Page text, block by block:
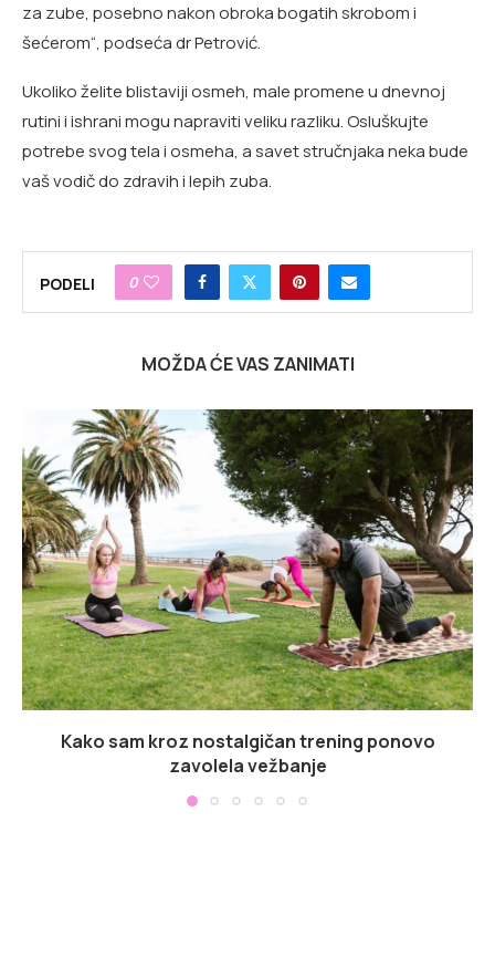
za zube, posebno nakon obroka bogatih skrobom i
šećerom“, podseća dr Petrović.
Ukoliko želite blistaviji osmeh, male promene u dnevnoj
rutini i ishrani mogu napraviti veliku razliku. Osluškujte
potrebe svog tela i osmeha, a savet stručnjaka neka bude
vaš vodič do zdravih i lepih zuba.
PODELI 0
MOŽDA ĆE VAS ZANIMATI
Kako sam kroz nostalgičan trening ponovo
zavolela vežbanje